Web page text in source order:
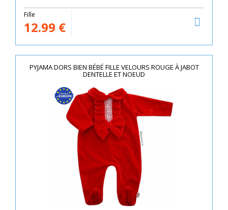
Fille
12.99 €
PYJAMA DORS BIEN BÉBÉ FILLE VELOURS ROUGE À JABOT
DENTELLE ET NOEUD